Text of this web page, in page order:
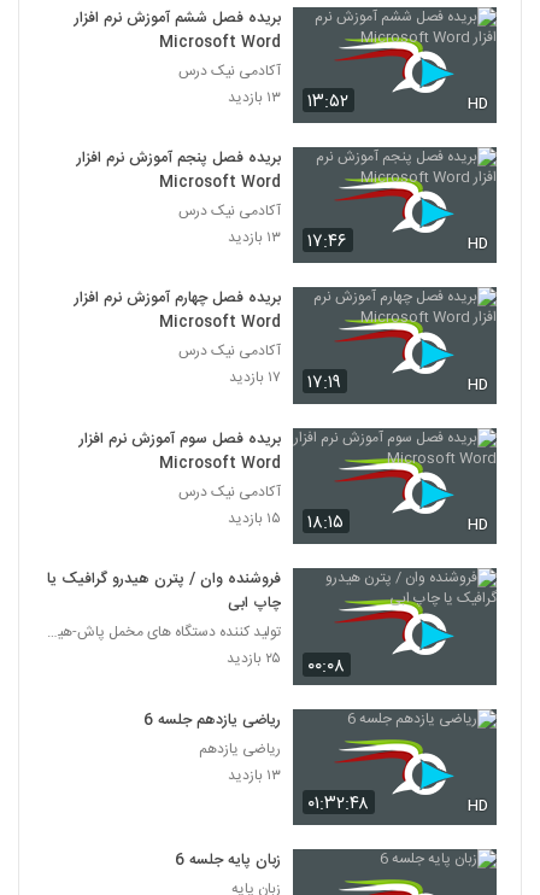
۱۳:۵۲ HD
بریده فصل ششم آموزش نرم افزار
Microsoft Word
آکادمی نیک درس
۱۳ بازدید
۱۷:۴۶ HD
بریده فصل پنجم آموزش نرم افزار
Microsoft Word
آکادمی نیک درس
۱۳ بازدید
۱۷:۱۹ HD
بریده فصل چهارم آموزش نرم افزار
Microsoft Word
آکادمی نیک درس
۱۷ بازدید
۱۸:۱۵ HD
بریده فصل سوم آموزش نرم افزار
Microsoft Word
آکادمی نیک درس
۱۵ بازدید
۰۰:۰۸
فروشنده وان / پترن هیدرو گرافیک یا
چاپ ابی
تولید کننده دستگاه های مخمل پاش-هیدروگرافیک-ابکاری
۲۵ بازدید
۰۱:۳۲:۴۸ HD
ریاضی یازدهم جلسه 6
ریاضی یازدهم
۱۳ بازدید
زبان پایه جلسه 6
زبان پایه